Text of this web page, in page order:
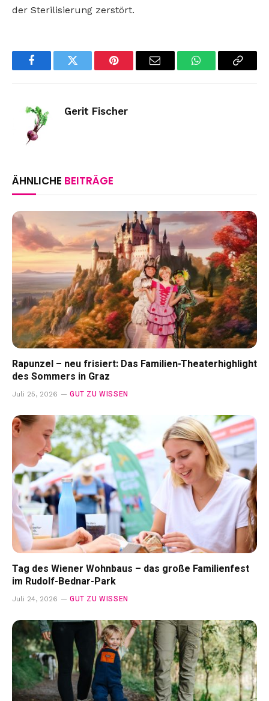
der Sterilisierung zerstört.
FacebookTwitter Pinterest Email WhatsAppCopy
Gerit Fischer
ÄHNLICHE BEITRÄGE
Rapunzel – neu frisiert: Das Familien-Theaterhighlight
des Sommers in Graz
Juli 25, 2026 GUT ZU WISSEN
Tag des Wiener Wohnbaus – das große Familienfest
im Rudolf-Bednar-Park
Juli 24, 2026 GUT ZU WISSEN